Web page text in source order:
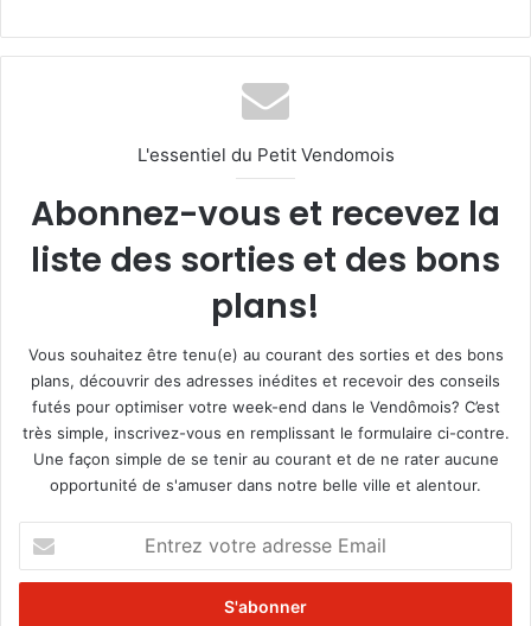
L'essentiel du Petit Vendomois
Abonnez-vous et recevez la
liste des sorties et des bons
plans!
Vous souhaitez être tenu(e) au courant des sorties et des bons
plans, découvrir des adresses inédites et recevoir des conseils
futés pour optimiser votre week-end dans le Vendômois? C’est
très simple, inscrivez-vous en remplissant le formulaire ci-contre.
Une façon simple de se tenir au courant et de ne rater aucune
opportunité de s'amuser dans notre belle ville et alentour.
t